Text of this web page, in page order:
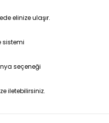
elinize ulaşır.
sistemi
seçeneği
iletebilirsiniz.